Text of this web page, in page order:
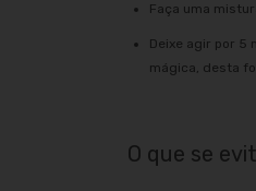
Faça uma
Deixe agir por 5
mágica, desta
O que se